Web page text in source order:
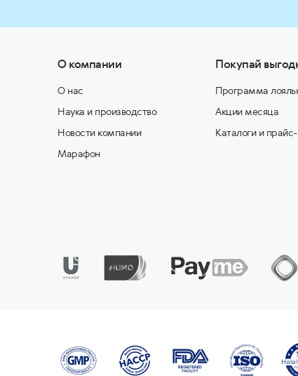
О компании
О нас
Наука и производство
Новости компании
Марафон
Покупай
Программа
Акции месяца
Каталоги и